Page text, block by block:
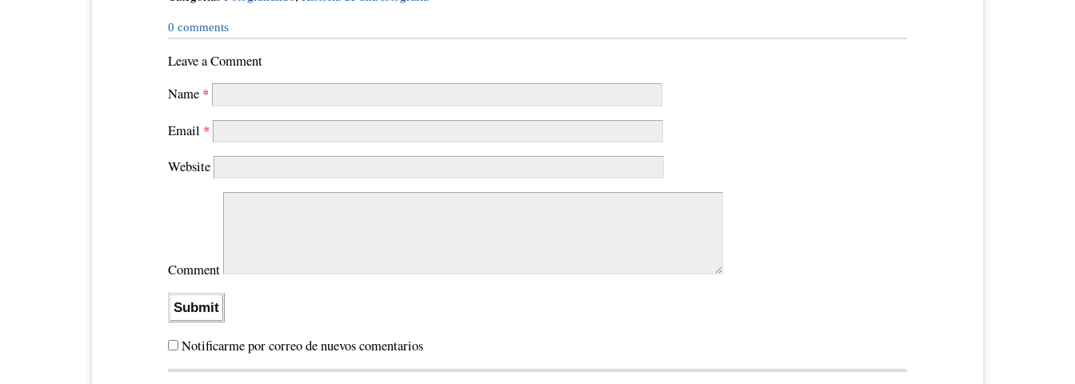
0 comments
Leave a Comment
Name *
Email *
Website
Comment
Notificarme por correo de nuevos comentarios